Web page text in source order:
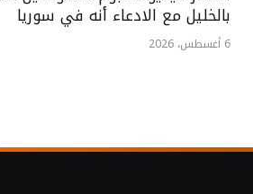
بالخليل مع الادعاء أنه في سوريا
6 أغسطس، 2026